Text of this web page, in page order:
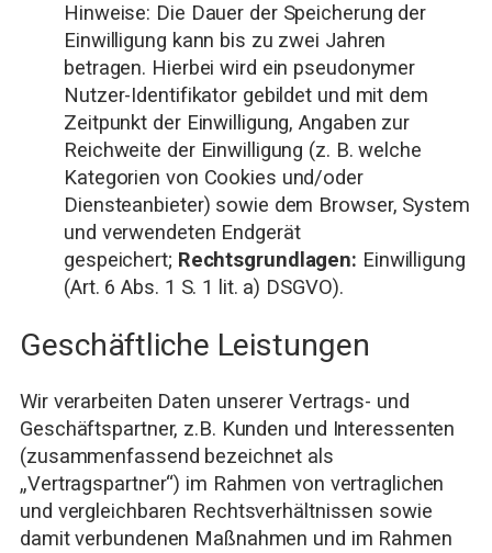
Hinweise: Die Dauer der Speicherung der
Einwilligung kann bis zu zwei Jahren
betragen. Hierbei wird ein pseudonymer
Nutzer-Identifikator gebildet und mit dem
Zeitpunkt der Einwilligung, Angaben zur
Reichweite der Einwilligung (z. B. welche
Kategorien von Cookies und/oder
Diensteanbieter) sowie dem Browser, System
und verwendeten Endgerät
gespeichert; Rechtsgrundlagen: Einwilligung
(Art. 6 Abs. 1 S. 1 lit. a) DSGVO).
Geschäftliche Leistungen
Wir verarbeiten Daten unserer Vertrags- und
Geschäftspartner, z.B. Kunden und Interessenten
(zusammenfassend bezeichnet als
„Vertragspartner“) im Rahmen von vertraglichen
und vergleichbaren Rechtsverhältnissen sowie
damit verbundenen Maßnahmen und im Rahmen